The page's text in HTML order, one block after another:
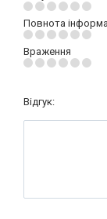
Повнота
Враження
Відгук: